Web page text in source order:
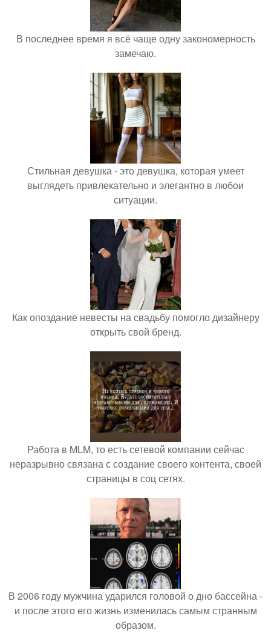
В последнее время я всё чаще одну закономерность
замечаю.
Стильная девушка - это девушка, которая умеет
выглядеть привлекательно и элегантно в любои
ситуации.
Как опоздание невесты на свадьбу помогло дизайнеру
открыть свой бренд.
Работа в MLM, то есть сетевой компании сейчас
неразрывно связана с создание своего контента, своей
страницы в соц сетях.
В 2006 году мужчина ударился головой о дно бассейна -
и после этого его жизнь изменилась самым странным
образом.